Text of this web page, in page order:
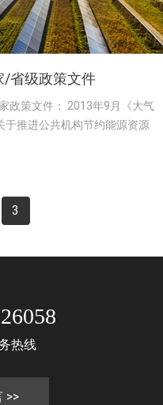
/省级政策文件
政策文件： 2013年9月《大气
于推进公共机构节约能源资源
3
热线
>>